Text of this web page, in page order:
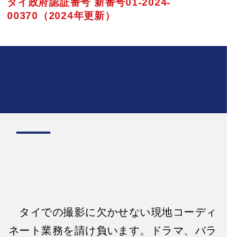
00370（2024年更新）
タイでの撮影に欠かせない現地コーディ
ネート業務を請け負います。ドラマ、バラ